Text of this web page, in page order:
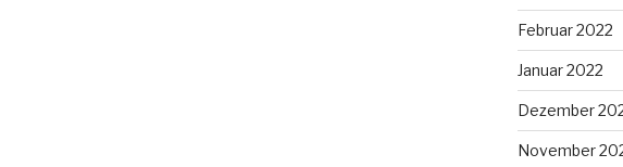
Februar 2022
Januar 2022
Dezember
November